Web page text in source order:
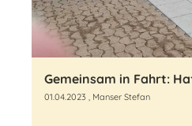
01.04.2023 , Manser Stefan